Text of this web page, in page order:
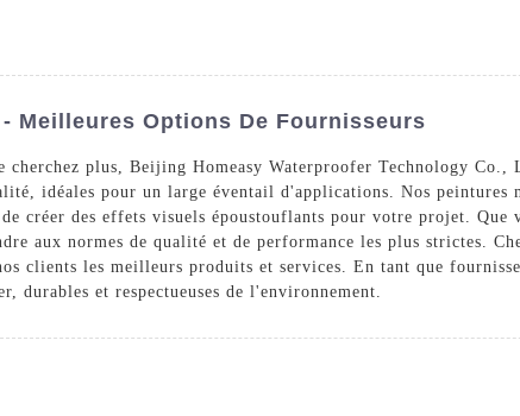
Meilleures Options De Fournisseurs
cherchez plus, Beijing Homeasy Waterproofer Technology
idéales pour un large éventail d'applications. Nos peintures
créer des effets visuels époustouflants pour votre projet. Que
aux normes de qualité et de performance les plus strictes.
clients les meilleurs produits et services. En tant que
durables et respectueuses de l'environnement.